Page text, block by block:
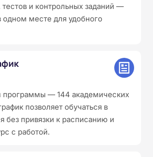
и контрольных заданий —
одном месте для удобного
— 144 академических
позволяет обучаться в
без привязки к расписанию и
с работой.